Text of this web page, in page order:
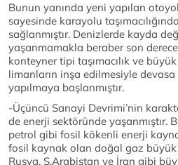
Bunun yanında yeni yapılan
sayesinde karayolu
sağlanmıştır. Denizlerde kayda
yaşanmamakla beraber son
konteyner tipi taşımacılık ve
limanların inşa edilmesiyle devasa
yapılmaya başlanmıştır.
-Üçüncü Sanayi Devrimi’nin
de enerji sektöründe yaşanmıştır.
petrol gibi fosil kökenli enerji
fosil kaynak olan doğal gaz
Rusya, S.Arabistan ve İran gibi